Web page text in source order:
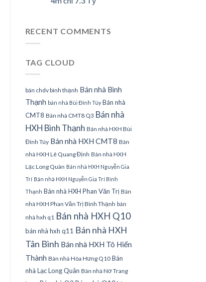
RECENT COMMENTS
TAG CLOUD
bán chdv bình thạnh Bán nhà Bình
Thạnh bán nhà Bùi Đình Túy Bán nhà
CMT8 Bán nhà CMT8 Q3 Bán nhà
HXH Bình Thạnh Bán nhà HXH Bùi
Đình Túy Bán nhà HXH CMT8 Bán
nhà HXH Lê Quang Định Bán nhà HXH
Lạc Long Quân Bán nhà HXH Nguyễn Gia
Trí Bán nhà HXH Nguyễn Gia Trí Bình
Thạnh Bán nhà HXH Phan Văn Trị Bán
nhà HXH Phan Văn Trị Bình Thạnh bán
nhà hxh q1 Bán nhà HXH Q10
bán nhà hxh q11 Bán nhà HXH
Tân Bình Bán nhà HXH Tô Hiến
Thành Bán nhà Hòa Hưng Q10 Bán
nhà Lạc Long Quân Bán nhà Nơ Trang